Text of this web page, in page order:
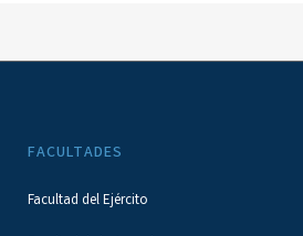
FACULTADES
Facultad del Ejército